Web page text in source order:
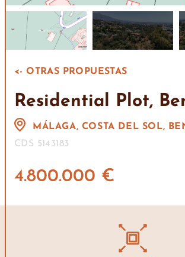
<- OTRAS PROPUESTAS
Residential Plot,
MÁLAGA, COSTA DEL SOL,
CDS 5143183
4.800.000 €